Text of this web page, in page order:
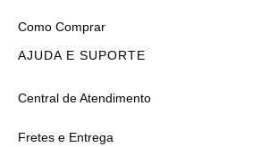
Como Comprar
AJUDA E SUPORTE
Central de Atendimento
Fretes e Entrega